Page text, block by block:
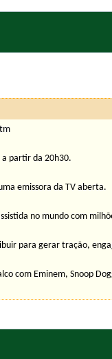
a partir da 20h30.
emissora da TV aberta.
no mundo com
para gerar tração,
com Eminem, Snoop